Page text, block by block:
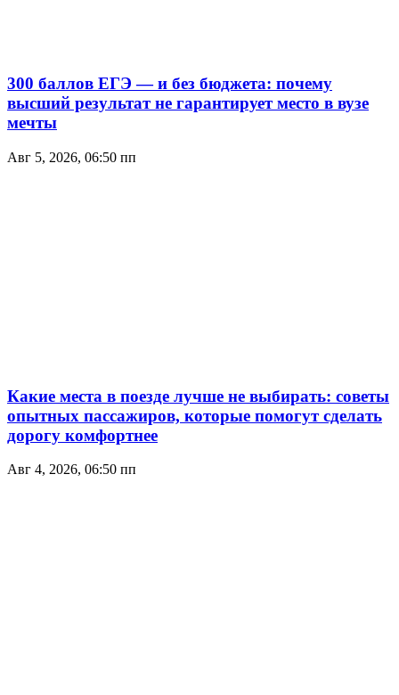
300 баллов ЕГЭ — и без бюджета: почему
высший результат не гарантирует место в вузе
мечты
Авг 5, 2026, 06:50 пп
Какие места в поезде лучше не выбирать: советы
опытных пассажиров, которые помогут сделать
дорогу комфортнее
Авг 4, 2026, 06:50 пп